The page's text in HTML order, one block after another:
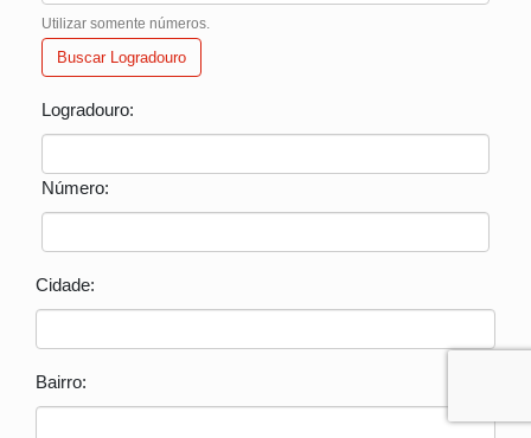
Utilizar somente números.
Buscar Logradouro
Logradouro:
Número:
Cidade:
Bairro: